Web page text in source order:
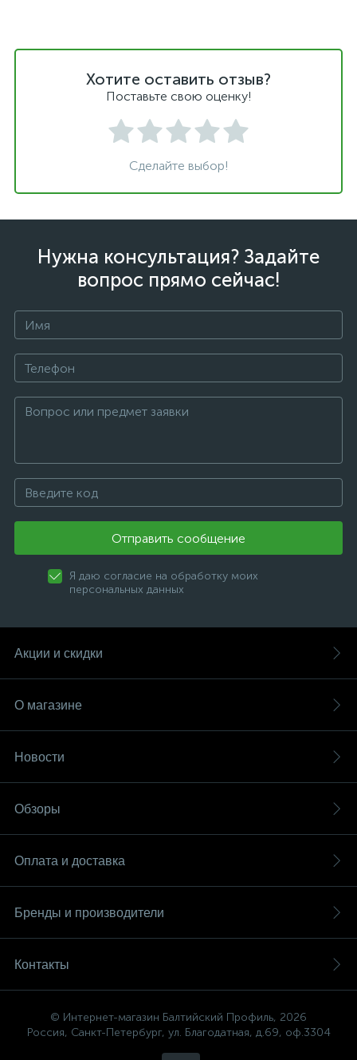
Хотите оставить отзыв?
Поставьте свою оценку!
Сделайте выбор!
Нужна консультация? Задайте
вопрос прямо сейчас!
Отправить сообщение
Я даю согласие на обработку моих
персональных данных
Акции и скидки
О магазине
Новости
Обзоры
Оплата и доставка
Бренды и производители
Контакты
© Интернет-магазин Балтийский Профиль, 2026
Россия, Санкт-Петербург, ул. Благодатная, д.69, оф.3304